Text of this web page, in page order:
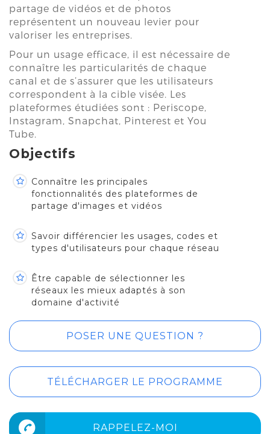
partage de vidéos et de photos
représentent un nouveau levier pour
valoriser les entreprises.
Pour un usage efficace, il est nécessaire de
connaître les particularités de chaque
canal et de s’assurer que les utilisateurs
correspondent à la cible visée. Les
plateformes étudiées sont : Periscope,
Instagram, Snapchat, Pinterest et You
Tube.
Objectifs
Connaître les principales
fonctionnalités des plateformes de
partage d'images et vidéos
Savoir différencier les usages, codes et
types d'utilisateurs pour chaque réseau
Être capable de sélectionner les
réseaux les mieux adaptés à son
domaine d'activité
POSER UNE QUESTION ?
TÉLÉCHARGER LE PROGRAMME
RAPPELEZ-MOI